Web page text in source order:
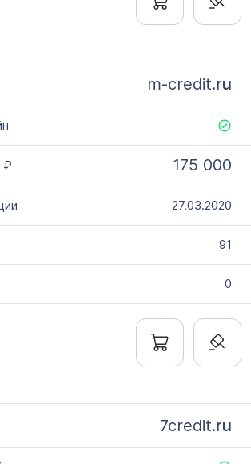
m-credit.ru
175 000
27.03.2020
91
0
7credit.ru